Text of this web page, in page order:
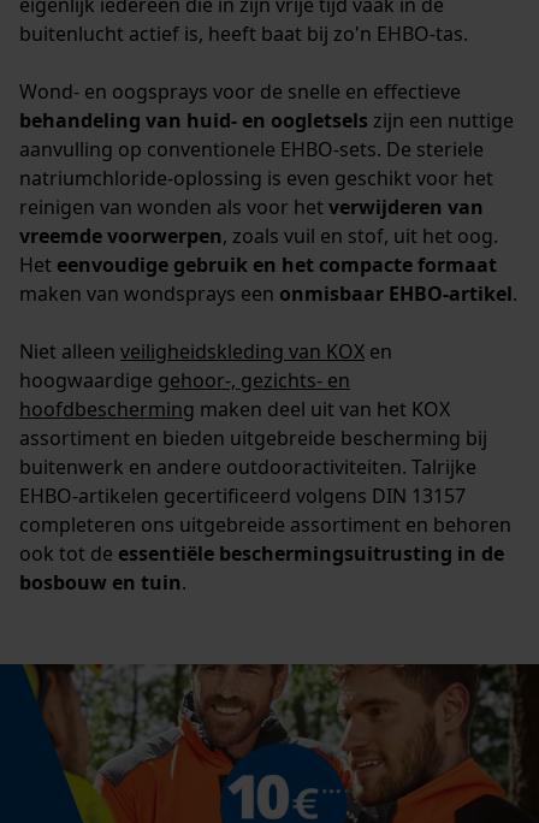
buitenlucht actief is, heeft baat bij zo'n EHBO-tas.
Wond- en oogsprays voor de snelle en effectieve
behandeling van huid- en oogletsels zijn een nuttige
aanvulling op conventionele EHBO-sets. De steriele
natriumchloride-oplossing is even geschikt voor het
reinigen van wonden als voor het verwijderen van
vreemde voorwerpen, zoals vuil en stof, uit het oog.
Het eenvoudige gebruik en het compacte formaat
maken van wondsprays een onmisbaar EHBO-artikel.
Niet alleen veiligheidskleding van KOX en
hoogwaardige gehoor-, gezichts- en
hoofdbescherming maken deel uit van het KOX
assortiment en bieden uitgebreide bescherming bij
buitenwerk en andere outdooractiviteiten. Talrijke
EHBO-artikelen gecertificeerd volgens DIN 13157
completeren ons uitgebreide assortiment en behoren
ook tot de essentiële beschermingsuitrusting in de
bosbouw en tuin.
Statistische Cookies
Econda Analytics
Mouseflow Web Analytics Tool
Fact-Finder Tracking
Prestatie en functionele
Cookies
Loop54 Personalization
Gepersonaliseerde homepage
Opgeslagen winkelwagen
YouTube-video's
Google Maps
Marketing Cookies